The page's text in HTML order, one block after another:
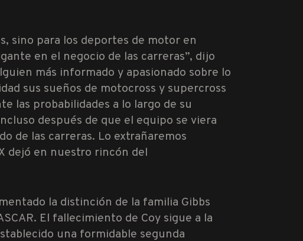
sino para los deportes de motor en
en el negocio de las carreras”, dijo
más informado y apasionado sobre lo
sus sueños de motocross y supercross
las probabilidades a lo largo de su
después de que el equipo se viera
de las carreras. Lo extrañaremos
dejó en nuestro rincón del
la distinción de la familia Gibbs
El fallecimiento de Coy sigue a la
una formidable segunda